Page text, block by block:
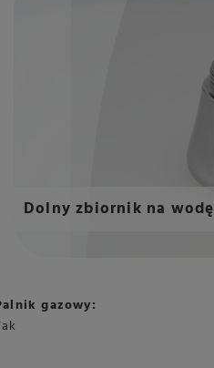
Dolny zbiornik na wodę
gazowy: